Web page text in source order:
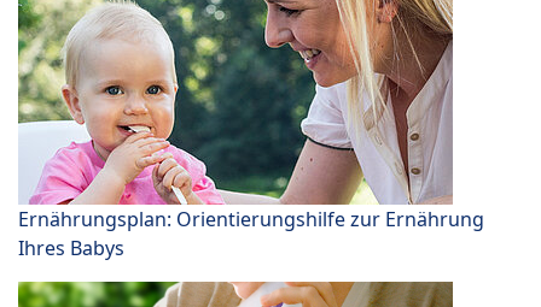
Ernährungsplan: Orientierungshilfe zur Ernährung
Ihres Babys